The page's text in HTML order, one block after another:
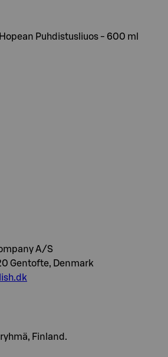
Puhdistusliuos - 600 ml
A/S
Gentofte, Denmark
Finland.